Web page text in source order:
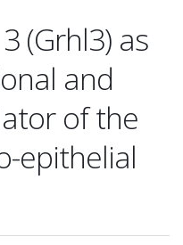
(Grhl3) as
and
of the
epithelial